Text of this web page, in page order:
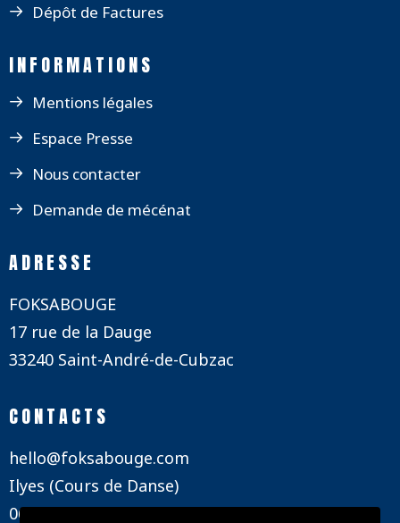
Dépôt de Factures
INFORMATIONS
Mentions légales
Espace Presse
Nous contacter
Demande de mécénat
ADRESSE
FOKSABOUGE
17 rue de la Dauge
33240 Saint-André-de-Cubzac
CONTACTS
hello@foksabouge.com
Ilyes (Cours de Danse)
06 12 62 93 20